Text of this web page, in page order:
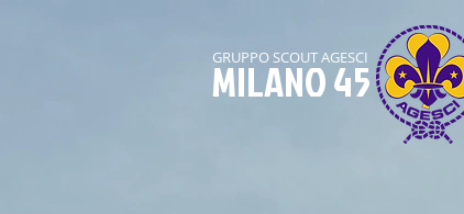
GRUPPO SCOUT AGESCI
MILANO 45